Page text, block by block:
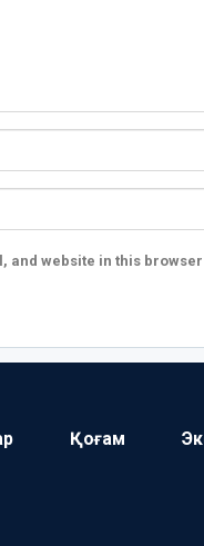
and website in this
Қоғам